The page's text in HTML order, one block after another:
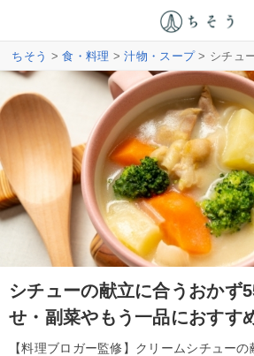
ちそう >食・料理 >汁物・スープ> シチュ
シチューの献立に合うおかず
せ・副菜やもう一品におすす
【料理ブロガー監修】クリームシチュー